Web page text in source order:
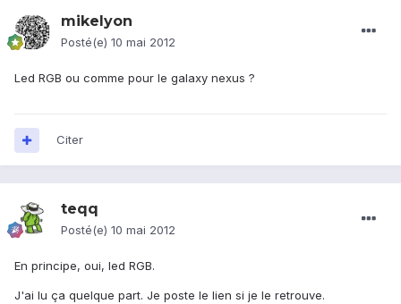
mikelyon
Posté(e) 10 mai 2012
Led RGB ou comme pour le galaxy nexus ?
Citer
teqq
Posté(e) 10 mai 2012
En principe, oui, led RGB.
J'ai lu ça quelque part. Je poste le lien si je le retrouve.